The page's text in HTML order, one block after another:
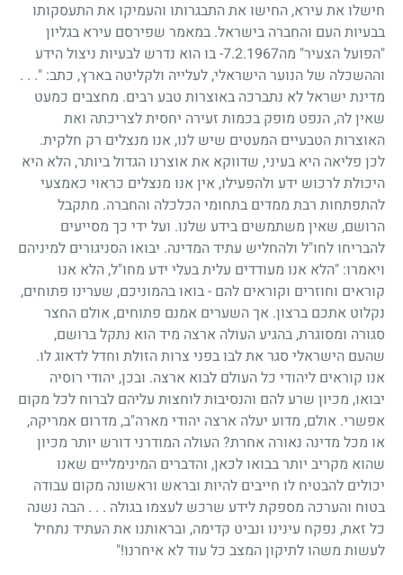
חישלו את עירא, החישו את התבגרותו והעמיקו את התעסקותו
בבעיות העם והחברה בישראל. במאמר שפירסם עירא בגליון
"הפועל הצעיר" מה7.2.1967- בו הוא נדרש לבעיות ניצול הידע
וההשכלה של הנוער הישראלי, לעלייה ולקליטה בארץ, כתב: ". . .
מדינת ישראל לא נתברכה באוצרות טבע רבים. מחצבים כמעט
שאין לה, הנפט מופק בכמות זעירה יחסית לצריכתה ואת
האוצרות הטבעיים המעטים שיש לנו, אנו מנצלים רק חלקית.
לכן פליאה היא בעיני, שדווקא את אוצרנו הגדול ביותר, הלא היא
היכולת לרכוש ידע ולהפעילו, אין אנו מנצלים כראוי כאמצעי
להתפתחות רבת ממדים בתחומי הכלכלה והחברה. מתקבל
הרושם, שאין משתמשים בידע שלנו. ועל ידי כך מסייעים
להבריחו לחו"ל ולהחליש עתיד המדינה. יבואו הסניגורים למיניהם
ויאמרו: "הלא אנו מעודדים עלית בעלי ידע מחו"ל, הלא אנו
קוראים וחוזרים וקוראים להם - בואו בהמוניכם, שערינו פתוחים,
נקלוט אתכם ברצון. אך השערים אמנם פתוחים, אולם החצר
סגורה ומסוגרת, בהגיע העולה ארצה מיד הוא נתקל ברושם,
שהעם הישראלי סגר את לבו בפני צרות הזולת וחדל לדאוג לו.
אנו קוראים ליהודי כל העולם לבוא ארצה. ובכן, יהודי רוסיה
יבואו, מכיון שרע להם והנסיבות לוחצות עליהם לברוח לכל מקום
אפשרי. אולם, מדוע יעלה ארצה יהודי מארה"ב, מדרום אמריקה,
או מכל מדינה נאורה אחרת? העולה המודרני דורש יותר מכיון
שהוא מקריב יותר בבואו לכאן, והדברים המינימליים שאנו
יכולים להבטיח לו חייבים להיות ובראש וראשונה מקום עבודה
בטוח והערכה מספקת לידע שרכש לעצמו בגולה . . . הבה נשנה
כל זאת, נפקח עינינו ונביט קדימה, ובראותנו את העתיד נתחיל
לעשות משהו לתיקון המצב כל עוד לא איחרנו!"